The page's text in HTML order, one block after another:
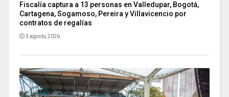
Fiscalía captura a 13 personas en Valledupar, Bogotá,
Cartagena, Sogamoso, Pereira y Villavicencio por
contratos de regalías
3 agosto, 2026